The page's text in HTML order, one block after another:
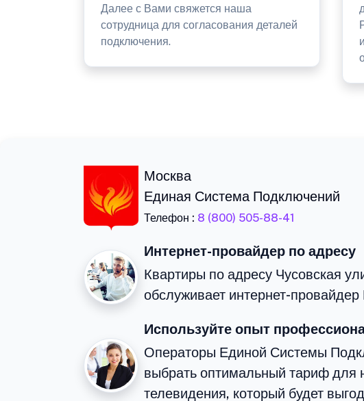
Далее с Вами свяжется наша
сотрудница для согласования деталей
подключения.
Москва
Единая Система Подключений
Телефон : 8 (800) 505-88-41
Интернет-провайдер по адресу
Квартиры по адресу Чусовская
обслуживает интернет-провайдер
Используйте опыт
Операторы Единой Системы
выбрать оптимальный тариф для
телевидения, который будет